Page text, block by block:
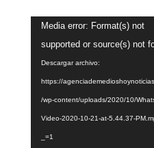
Reproductor
de
vídeo
Media error: Format(s) not
supported or source(s) not
Descargar archivo:
https://
/wp-content/uploads/2020/10/
Video-2020-10-21-at-5.44.37-
_=1